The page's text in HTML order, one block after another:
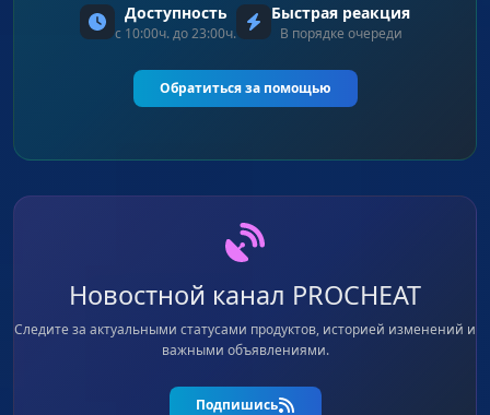
Доступность
с 10:00ч. до 23:00ч.
Быстрая реакция
В порядке очереди
Обратиться за помощью
Новостной канал PROCHEAT
Следите за актуальными статусами продуктов, историей изменений и
важными объявлениями.
Подпишись